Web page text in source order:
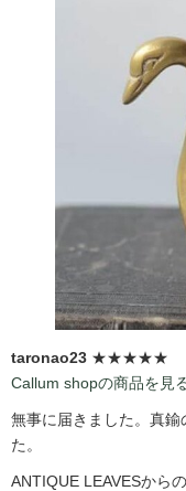
taronao23 ★★★★★
Callum shopの商品を見
無事に届きました。真
た。
ANTIQUE LEAVESから